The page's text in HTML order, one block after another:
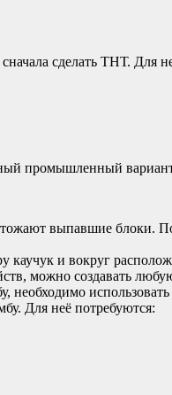
сделать ТНТ. Для
промышленный
выпавшие блоки.
каучук и вокруг
можно создавать
Для неё потребуются: